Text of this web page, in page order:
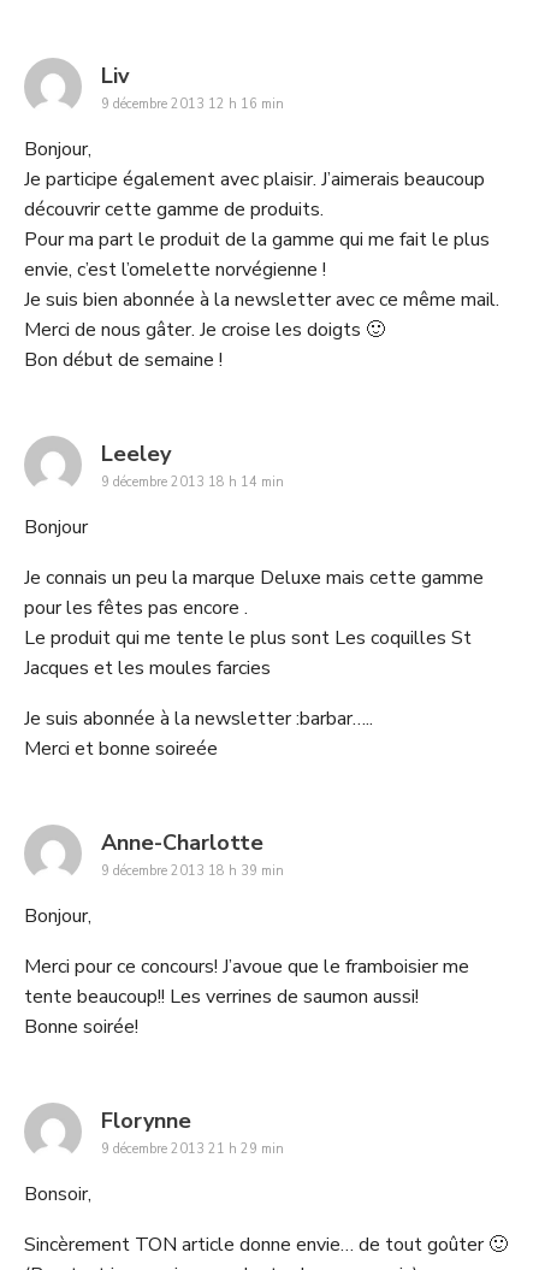
Livsays:
9 décembre 2013 12 h 16 min
Bonjour,
Je participe également avec plaisir. J’aimerais beaucoup
découvrir cette gamme de produits.
Pour ma part le produit de la gamme qui me fait le plus
envie, c’est l’omelette norvégienne !
Je suis bien abonnée à la newsletter avec ce même mail.
Merci de nous gâter. Je croise les doigts 🙂
Bon début de semaine !
Leeleysays:
9 décembre 2013 18 h 14 min
Bonjour
Je connais un peu la marque Deluxe mais cette gamme
pour les fêtes pas encore .
Le produit qui me tente le plus sont Les coquilles St
Jacques et les moules farcies
Je suis abonnée à la newsletter :barbar…..
Merci et bonne soireée
Anne-Charlottesays:
9 décembre 2013 18 h 39 min
Bonjour,
Merci pour ce concours! J’avoue que le framboisier me
tente beaucoup!! Les verrines de saumon aussi!
Bonne soirée!
Florynnesays:
9 décembre 2013 21 h 29 min
Bonsoir,
Sincèrement TON article donne envie… de tout goûter 🙂